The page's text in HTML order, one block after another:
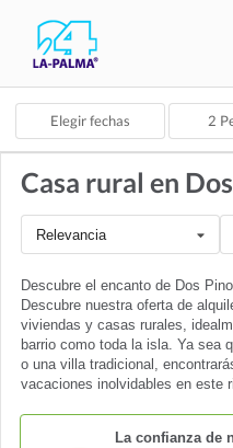
Elegir fechas 2
Casa rural en
Relevancia
Descubre el encanto de Dos
Descubre nuestra oferta de
viviendas y casas rurales,
barrio como toda la isla. Ya sea
o una villa tradicional,
vacaciones inolvidables en este
La confianza de